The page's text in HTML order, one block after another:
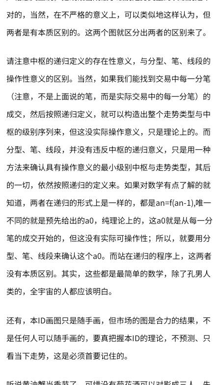
对的，当然，在不严格的意义上，可以类似地这样认为，但
两者是有本质区别的。这两个图就区分出两者的区别来了。
请注意中枢的递归定义的存在性意义，与分型、笔、线段的
操作性意义的区别。当然，如果我们能找到交易中每一分笔
（注意，不是上面说的笔，而是实际交易中的每一分笔）的
成交，然后按照递归定义，就可以构造出整个走势类型与中
枢的级别序列来，但这没实际操作意义，只是理论上的。而
分型、笔、线段，并没有违反中枢的递归意义，只是用一种
方法来确认具有操作意义的最小级别中枢与走势类型，其后
的一切，依然按照递归的定义来。如果对数学有点了解的就
知道，两者在递归的形式上是一样的，都是an=f(an-1),唯一
不同的就是预先给出的a0，纯理论上的，这a0就是从每一分
笔的成交开始的，但这没有实际可操作性；所以，就要用分
型、笔、线段来确认这个a0。而站在递归的程序上，这两者
没有本质区别。其实，这些都是最简单的数学，除了孔男人
类的，全宇宙的人都应该明白。
还有，本ID画图只是随手画，但市场的图是合力的结果，不
是任何人可以随手画的，要真把握本ID的理论，不预测、只
看当下走势，这是必须首要记住的。